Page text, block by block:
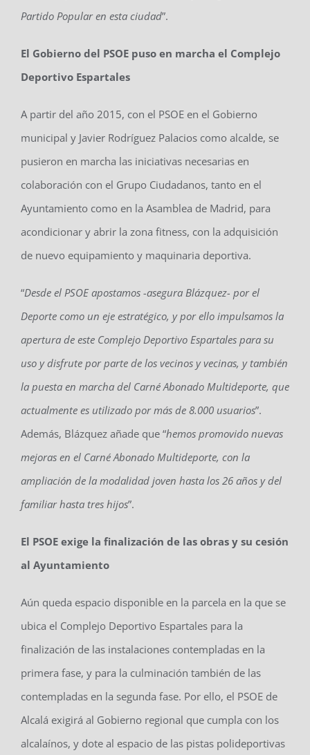
Partido Popular en esta ciudad”.
El Gobierno del PSOE puso en marcha el Complejo
Deportivo Espartales
A partir del año 2015, con el PSOE en el Gobierno
municipal y Javier Rodríguez Palacios como alcalde, se
pusieron en marcha las iniciativas necesarias en
colaboración con el Grupo Ciudadanos, tanto en el
Ayuntamiento como en la Asamblea de Madrid, para
acondicionar y abrir la zona fitness, con la adquisición
de nuevo equipamiento y maquinaria deportiva.
“Desde el PSOE apostamos -asegura Blázquez- por el
Deporte como un eje estratégico, y por ello impulsamos la
apertura de este Complejo Deportivo Espartales para su
uso y disfrute por parte de los vecinos y vecinas, y también
la puesta en marcha del Carné Abonado Multideporte, que
actualmente es utilizado por más de 8.000 usuarios”.
Además, Blázquez añade que “hemos promovido nuevas
mejoras en el Carné Abonado Multideporte, con la
ampliación de la modalidad joven hasta los 26 años y del
familiar hasta tres hijos”.
El PSOE exige la finalización de las obras y su cesión
al Ayuntamiento
Aún queda espacio disponible en la parcela en la que se
ubica el Complejo Deportivo Espartales para la
finalización de las instalaciones contempladas en la
primera fase, y para la culminación también de las
contempladas en la segunda fase. Por ello, el PSOE de
Alcalá exigirá al Gobierno regional que cumpla con los
alcalaínos, y dote al espacio de las pistas polideportivas